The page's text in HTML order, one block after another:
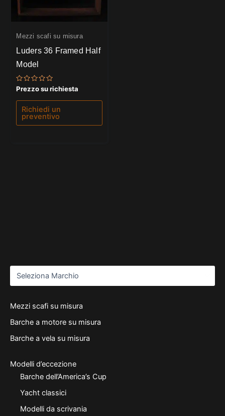
Mezzi scafi su misura
Barche a motore su misura
Barche a vela su misura
Modelli d’eccezione
Barche dell’America’s Cup
Yacht classici
Modelli da scrivania
Mezzi scafi su misura
Luders 36 Framed Half
Model
Valutato
0
su
Prezzo su richiesta
Richiedi un
preventivo